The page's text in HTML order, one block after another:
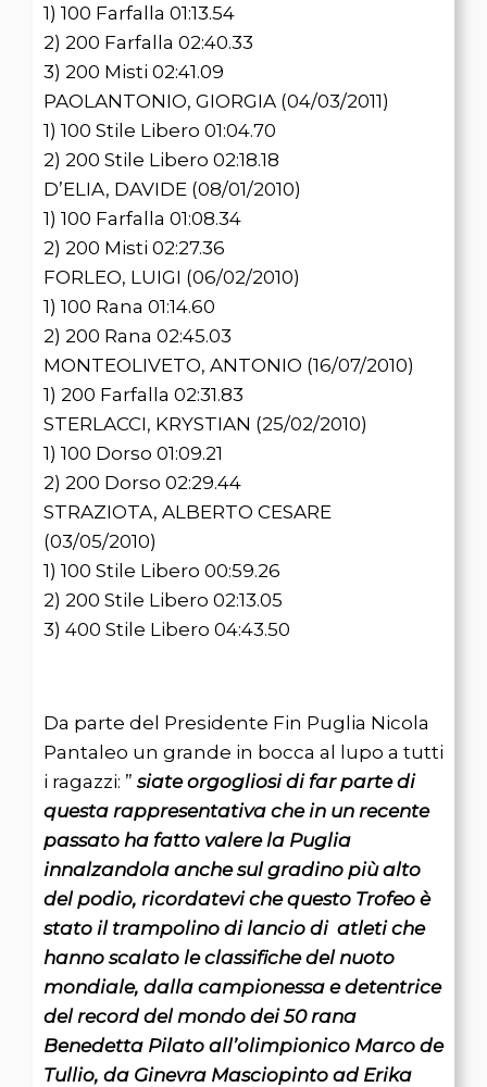
1) 100 Farfalla 01:13.54
2) 200 Farfalla 02:40.33
3) 200 Misti 02:41.09
PAOLANTONIO, GIORGIA (04/03/2011)
1) 100 Stile Libero 01:04.70
2) 200 Stile Libero 02:18.18
D’ELIA, DAVIDE (08/01/2010)
1) 100 Farfalla 01:08.34
2) 200 Misti 02:27.36
FORLEO, LUIGI (06/02/2010)
1) 100 Rana 01:14.60
2) 200 Rana 02:45.03
MONTEOLIVETO, ANTONIO (16/07/2010)
1) 200 Farfalla 02:31.83
STERLACCI, KRYSTIAN (25/02/2010)
1) 100 Dorso 01:09.21
2) 200 Dorso 02:29.44
STRAZIOTA, ALBERTO CESARE
(03/05/2010)
1) 100 Stile Libero 00:59.26
2) 200 Stile Libero 02:13.05
3) 400 Stile Libero 04:43.50
Da parte del Presidente Fin Puglia Nicola
Pantaleo un grande in bocca al lupo a tutti
i ragazzi: ” siate orgogliosi di far parte di
questa rappresentativa che in un recente
passato ha fatto valere la Puglia
innalzandola anche sul gradino più alto
del podio, ricordatevi che questo Trofeo è
stato il trampolino di lancio di atleti che
hanno scalato le classifiche del nuoto
mondiale, dalla campionessa e detentrice
del record del mondo dei 50 rana
Benedetta Pilato all’olimpionico Marco de
Tullio, da Ginevra Masciopinto ad Erika